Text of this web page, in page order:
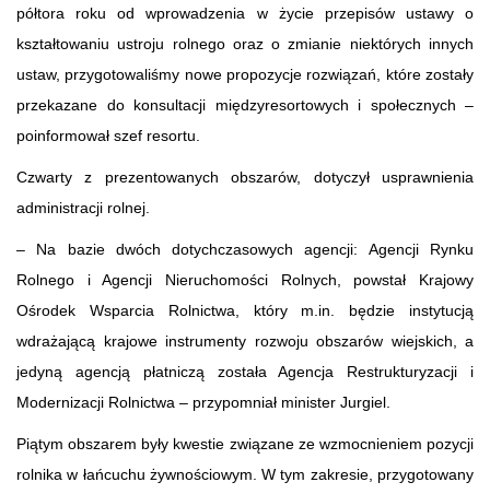
półtora roku od wprowadzenia w życie przepisów ustawy o
kształtowaniu ustroju rolnego oraz o zmianie niektórych innych
ustaw, przygotowaliśmy nowe propozycje rozwiązań, które zostały
przekazane do konsultacji międzyresortowych i społecznych –
poinformował szef resortu.
Czwarty z prezentowanych obszarów, dotyczył usprawnienia
administracji rolnej.
– Na bazie dwóch dotychczasowych agencji: Agencji Rynku
Rolnego i Agencji Nieruchomości Rolnych, powstał Krajowy
Ośrodek Wsparcia Rolnictwa, który m.in. będzie instytucją
wdrażającą krajowe instrumenty rozwoju obszarów wiejskich, a
jedyną agencją płatniczą została Agencja Restrukturyzacji i
Modernizacji Rolnictwa – przypomniał minister Jurgiel.
Piątym obszarem były kwestie związane ze wzmocnieniem pozycji
rolnika w łańcuchu żywnościowym. W tym zakresie, przygotowany